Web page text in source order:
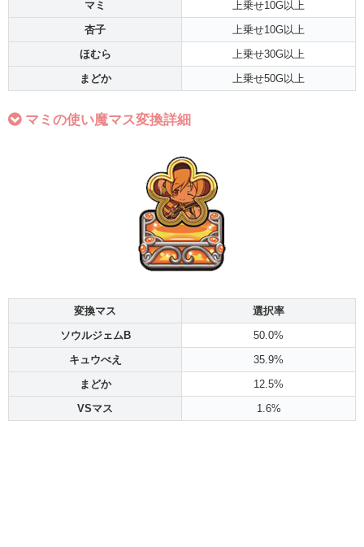
マミ
上乗せ10G以上
杏子
上乗せ10G以上
ほむら
上乗せ30G以上
まどか
上乗せ50G以上
マミの使い魔マス変換詳細
変換マス
選択率
ソウルジェムB
50.0%
キュウべえ
35.9%
まどか
12.5%
VSマス
1.6%